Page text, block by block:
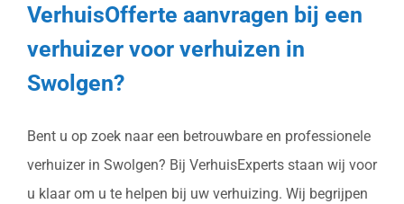
VerhuisOfferte aanvragen bij een
verhuizer voor verhuizen in
Swolgen?
Bent u op zoek naar een betrouwbare en professionele
verhuizer in Swolgen? Bij VerhuisExperts staan wij voor
u klaar om u te helpen bij uw verhuizing. Wij begrijpen